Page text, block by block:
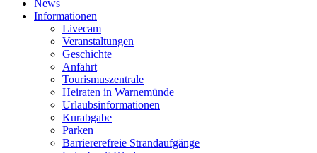
News
Informationen
Livecam
Veranstaltungen
Geschichte
Anfahrt
Tourismuszentrale
Heiraten in Warnemünde
Urlaubsinformationen
Kurabgabe
Parken
Barriererefreie Strandaufgänge